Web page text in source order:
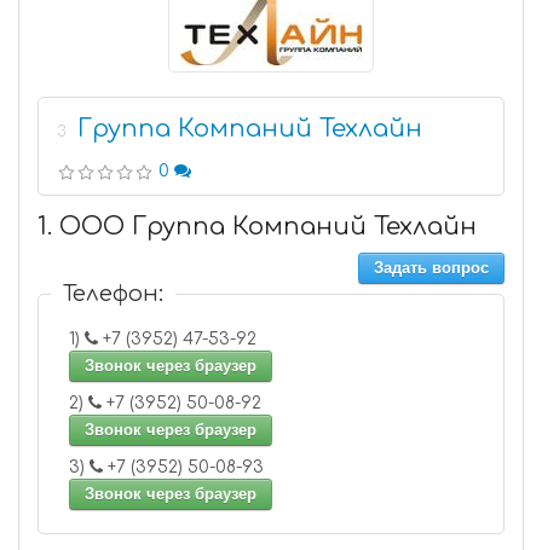
3 Группа Компаний Техлайн
0
1. ООО Группа Компаний Техлайн
Задать вопрос
Телефон:
1)
+7 (3952) 47-53-92
Звонок через браузер
2)
+7 (3952) 50-08-92
Звонок через браузер
3)
+7 (3952) 50-08-93
Звонок через браузер